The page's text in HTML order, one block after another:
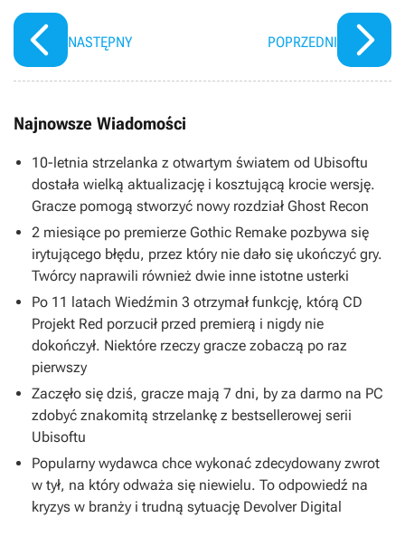
NASTĘPNY POPRZEDNI
Najnowsze Wiadomości
10-letnia strzelanka z otwartym światem od Ubisoftu
dostała wielką aktualizację i kosztującą krocie wersję.
Gracze pomogą stworzyć nowy rozdział Ghost Recon
2 miesiące po premierze Gothic Remake pozbywa się
irytującego błędu, przez który nie dało się ukończyć gry.
Twórcy naprawili również dwie inne istotne usterki
Po 11 latach Wiedźmin 3 otrzymał funkcję, którą CD
Projekt Red porzucił przed premierą i nigdy nie
dokończył. Niektóre rzeczy gracze zobaczą po raz
pierwszy
Zaczęło się dziś, gracze mają 7 dni, by za darmo na PC
zdobyć znakomitą strzelankę z bestsellerowej serii
Ubisoftu
Popularny wydawca chce wykonać zdecydowany zwrot
w tył, na który odważa się niewielu. To odpowiedź na
kryzys w branży i trudną sytuację Devolver Digital